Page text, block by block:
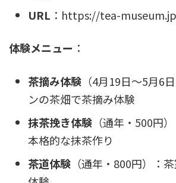
URL ：https://tea-
体験メニュー ：
茶摘み体験 （4月19日〜5月6
ンの茶畑で茶摘み体験
抹茶挽き体験 （通年・500円
本格的な抹茶作り
茶道体験 （通年・800円）：